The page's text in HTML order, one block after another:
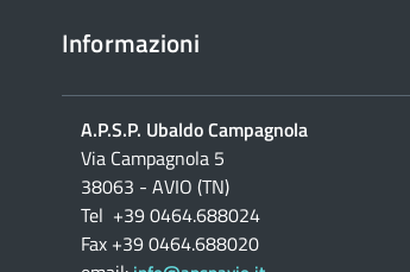
Informazioni
A.P.S.P. Ubaldo Campagnola
Via Campagnola 5
38063 - AVIO (TN)
Tel +39 0464.688024
Fax +39 0464.688020